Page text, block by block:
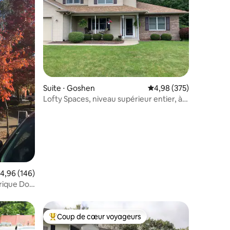
: 4,94 sur 5
moyenne sur la base de 146 commentaires : 4,96 sur 5
4,96 (146)
Doc
Suite ⋅ Goshen Évaluation moyenne
4,98 (375)
Lofty Spaces, niveau supérieur entier, à
Coups de cœur voyageurs les plus appréciés
Coup de cœur voyageurs